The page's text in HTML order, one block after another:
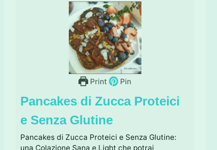
Print Pin
Pancakes di Zucca Proteici
e Senza Glutine
Pancakes di Zucca Proteici e Senza Glutine:
una Colazione Sana e Light che potrai